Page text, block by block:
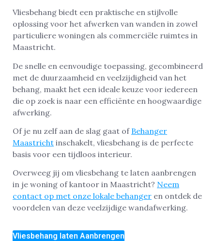
Vliesbehang biedt een praktische en stijlvolle
oplossing voor het afwerken van wanden in zowel
particuliere woningen als commerciële ruimtes in
Maastricht.
De snelle en eenvoudige toepassing, gecombineerd
met de duurzaamheid en veelzijdigheid van het
behang, maakt het een ideale keuze voor iedereen
die op zoek is naar een efficiënte en hoogwaardige
afwerking.
Of je nu zelf aan de slag gaat of Behanger
Maastricht inschakelt, vliesbehang is de perfecte
basis voor een tijdloos interieur.
Overweeg jij om vliesbehang te laten aanbrengen
in je woning of kantoor in Maastricht? Neem
contact op met onze lokale behanger en ontdek de
voordelen van deze veelzijdige wandafwerking.
Vliesbehang laten Aanbrengen